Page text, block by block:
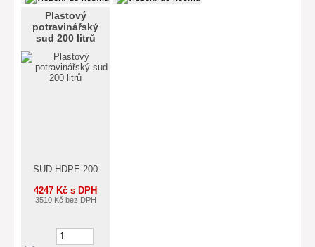
Plastový
potravinářský
sud 200 litrů
SUD-HDPE-200
4247 Kč s DPH
3510 Kč bez DPH